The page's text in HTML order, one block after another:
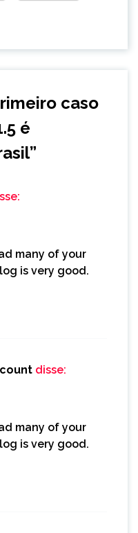
caso
é
”
many of your
is very good.
disse:
many of your
is very good.